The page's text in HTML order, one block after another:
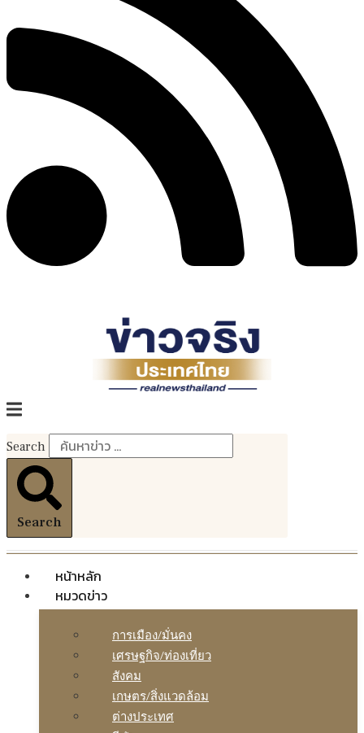
Search
Search
หน้าหลัก
หมวดข่าว
การเมือง/มั่นคง
เศรษฐกิจ/ท่องเที่ยว
สังคม
เกษตร/สิ่งแวดล้อม
ต่างประเทศ